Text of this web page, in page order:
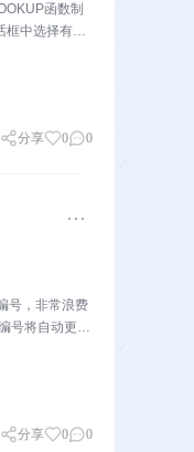
函数制
框中选择有效
分享 0 0
号，非常浪费
号将自动更
分享 0 0